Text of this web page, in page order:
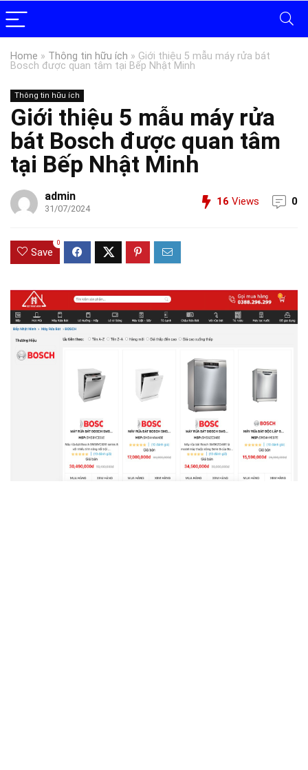
Home » Thông tin hữu ích » Giới thiệu 5 mẫu máy rửa bát
Bosch được quan tâm tại Bếp Nhật Minh
Thông tin hữu ích
Giới thiệu 5 mẫu máy rửa
bát Bosch được quan tâm
tại Bếp Nhật Minh
admin
31/07/2024
16 Views 0
Save
0